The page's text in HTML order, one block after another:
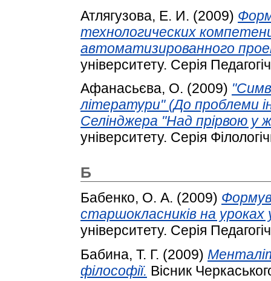
Атлягузова, Е. И. (2009)
технологических
автоматизированного
університету. Серія
Афанасьєва, О. (2009)
літератури" (До проблеми
Селінджера "Над прірвою у
університету. Серія
Б
Бабенко, О. А. (2009)
старшокласників на уроках
університету. Серія
Бабина, Т. Г. (2009)
філософії. Вісник